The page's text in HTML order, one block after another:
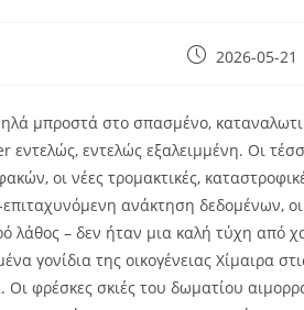
Post 2026-05-21
μπροστά στο σπασμένο,
εντελώς, εντελώς εξαλειμμένη. Οι
οι νέες τρομακτικές,
ανάκτηση δεδομένων,
λάθος – δεν ήταν μια καλή τύχη από
γονίδια της οικογένειας Χίμαιρα
Οι φρέσκες σκιές του δωματίου